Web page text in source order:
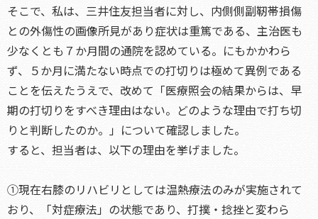
そこで、私は、三井住友担当者に対し、内側側副靭帯損傷
との外傷性の画像所見があり症状は重篤である、主治医も
少なくとも７か月間の通院を認めている。にもかかわら
ず、５か月に満たない時点での打切りは極めて異例である
ことを伝えたうえで、改めて「医療照会の結果からは、早
期の打切りをすべき理由はない。どのような理由で打ち切
りと判断したのか。」について確認しました。
すると、担当者は、以下の理由を挙げました。
①現在右膝のリハビリとしては温熱療法のみが実施されて
おり、「対症療法」の状態であり、打撲・捻挫と変わら